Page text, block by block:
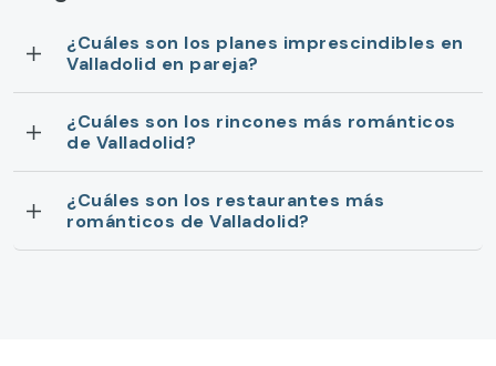
¿Cuáles son los planes imprescindibles en
Valladolid en pareja?
¿Cuáles son los rincones más románticos
de Valladolid?
¿Cuáles son los restaurantes más
románticos de Valladolid?